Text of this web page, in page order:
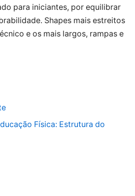
para iniciantes, por equilibrar
Shapes mais estreitos
e os mais largos, rampas e
Física: Estrutura do